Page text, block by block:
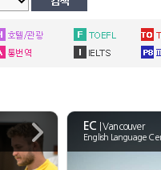
고급이나 중상급, 최하 중급이
는 것은 아주 좋은 일이라 생각됩니
유럽 학생들이 차지하고 있습니
EC | Vancouver
English Language